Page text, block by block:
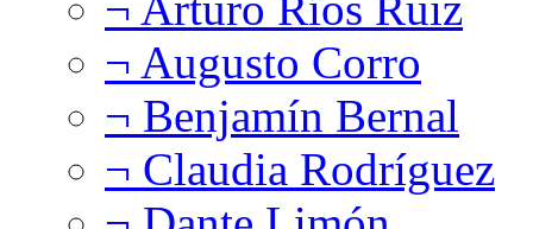
¬ Augusto Corro
¬ Benjamín Bernal
¬ Claudia Rodríguez